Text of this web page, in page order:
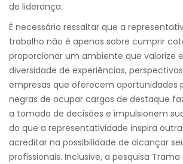
de liderança.
É necessário ressaltar que a
trabalho não é apenas sobre cumprir
proporcionar um ambiente que valorize
diversidade de experiências,
empresas que oferecem oportunidades
negras de ocupar cargos de destaque
a tomada de decisões e impulsionem
do que a representatividade inspira
acreditar na possibilidade de alcançar
profissionais. Inclusive, a pesquisa Trama